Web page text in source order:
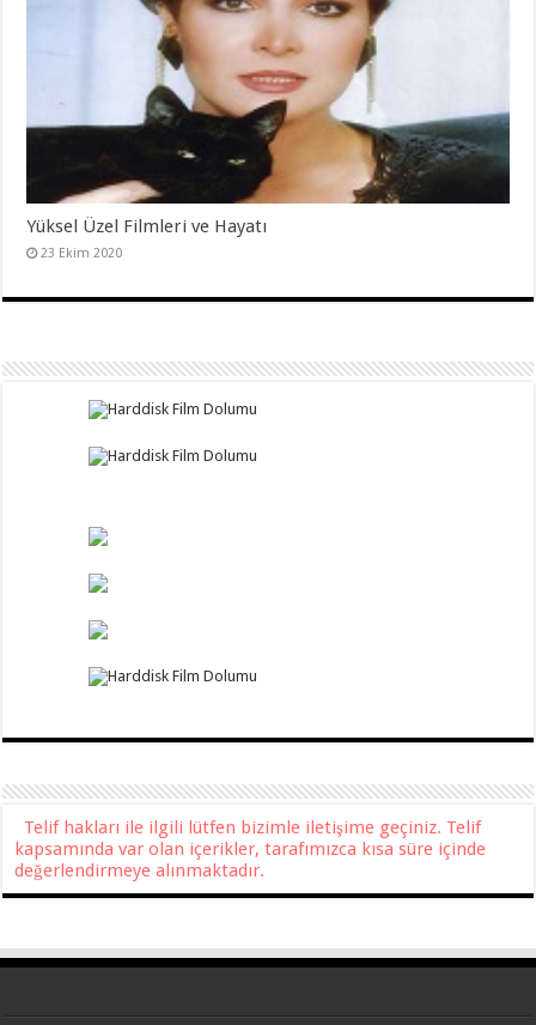
Yüksel Üzel Filmleri ve Hayatı
23 Ekim 2020
Telif hakları ile ilgili lütfen bizimle iletişime geçiniz. Telif
kapsamında var olan içerikler, tarafımızca kısa süre içinde
değerlendirmeye alınmaktadır.